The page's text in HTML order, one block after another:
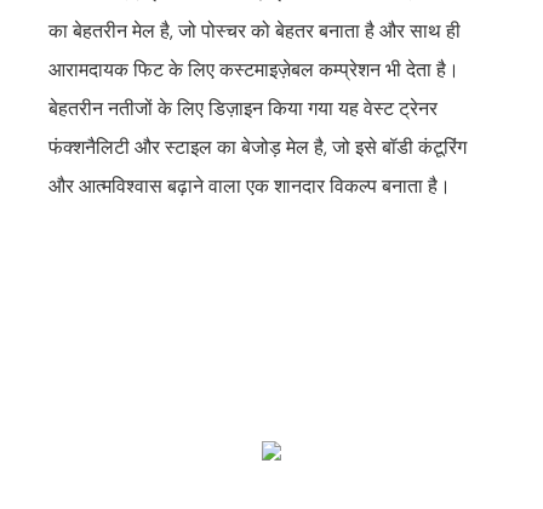
का बेहतरीन मेल है, जो पोस्चर को बेहतर बनाता है और साथ ही
आरामदायक फिट के लिए कस्टमाइज़ेबल कम्प्रेशन भी देता है।
बेहतरीन नतीजों के लिए डिज़ाइन किया गया यह वेस्ट ट्रेनर
फंक्शनैलिटी और स्टाइल का बेजोड़ मेल है, जो इसे बॉडी कंटूरिंग
और आत्मविश्वास बढ़ाने वाला एक शानदार विकल्प बनाता है।